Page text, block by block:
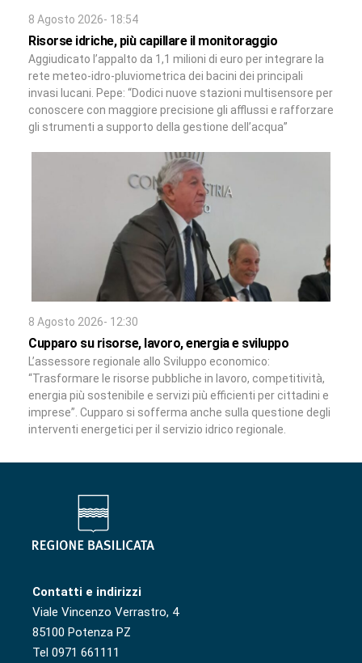
8 Agosto 2026- 18:54
Risorse idriche, più capillare il monitoraggio
Aggiudicato l’appalto da 1,1 milioni di euro per integrare la
rete meteo-idro-pluviometrica dei bacini dei principali
invasi lucani. Pepe: “Dodici nuove stazioni multisensore per
conoscere con maggiore precisione gli afflussi e rafforzare
gli strumenti a supporto della gestione dell’acqua”
8 Agosto 2026- 12:30
Cupparo su risorse, lavoro, energia e sviluppo
L’assessore regionale allo Sviluppo economico:
“Trasformare le risorse pubbliche in lavoro, competitività,
energia più sostenibile e servizi più efficienti per cittadini e
imprese”. Cupparo si sofferma anche sulla questione degli
interventi energetici per il servizio idrico regionale.
Contatti e indirizzi
Viale Vincenzo Verrastro, 4
85100 Potenza PZ
Tel 0971 661111